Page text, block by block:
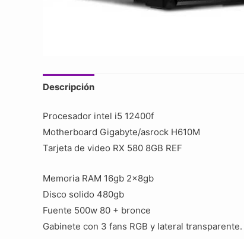
Descripción
Procesador intel i5 12400f
Motherboard Gigabyte/asrock H610M
Tarjeta de video RX 580 8GB REF
Memoria RAM 16gb 2x8gb
Disco solido 480gb
Fuente 500w 80 + bronce
Gabinete con 3 fans RGB y lateral transparente.